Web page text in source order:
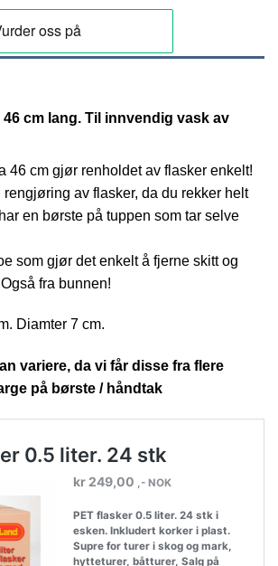
46 cm lang. Til innvendig vask av
46 cm gjør renholdet av flasker enkelt!
rengjøring av flasker, da du rekker helt
en børste på tuppen som tar selve
som gjør det enkelt å fjerne skitt og
fra bunnen!
Diamter 7 cm.
variere, da vi får disse fra flere
på børste / håndtak